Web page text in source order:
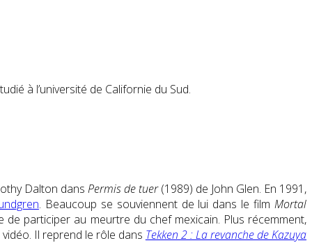
à l’université de Californie du Sud.
Dalton dans Permis de tuer(1989) de John Glen. En 1991,
. Beaucoup se souviennent de lui dans le filmMortal
de participer au meurtre du chef mexicain. Plus récemment,
Il reprend le rôle dans Tekken 2 : La revanche de Kazuya